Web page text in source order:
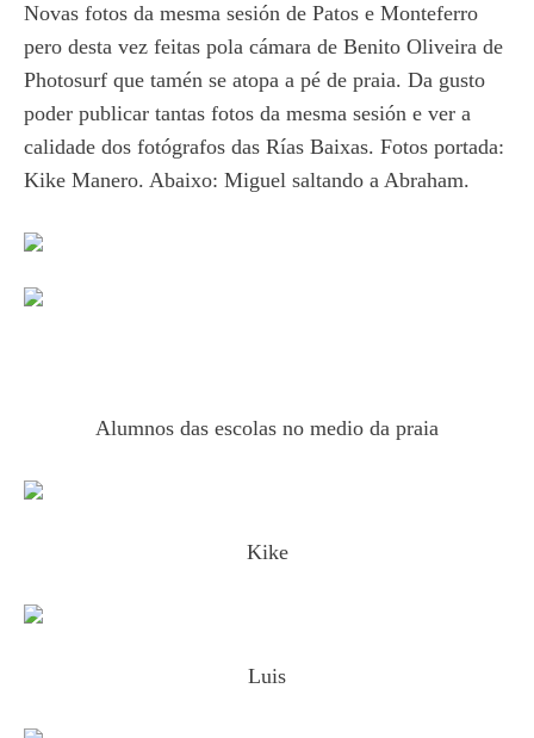
Novas fotos da mesma sesión de Patos e Monteferro
pero desta vez feitas pola cámara de Benito Oliveira de
Photosurf que tamén se atopa a pé de praia. Da gusto
poder publicar tantas fotos da mesma sesión e ver a
calidade dos fotógrafos das Rías Baixas. Fotos portada:
Kike Manero. Abaixo: Miguel saltando a Abraham.
Alumnos das escolas no medio da praia
Kike
Luis